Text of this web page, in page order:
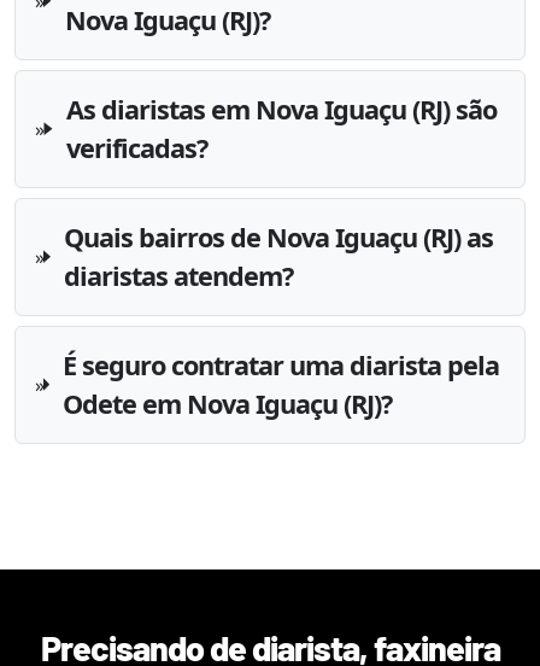
Nova Iguaçu (RJ)?
As diaristas em Nova Iguaçu (RJ) são
verificadas?
Quais bairros de Nova Iguaçu (RJ) as
diaristas atendem?
É seguro contratar uma diarista pela
Odete em Nova Iguaçu (RJ)?
Precisando de diarista, faxineira